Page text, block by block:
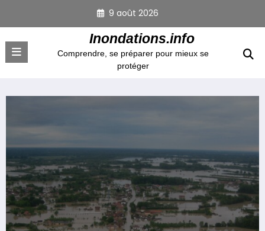
contenu
9 août 2026
Inondations.info
Comprendre, se préparer pour mieux se
protéger